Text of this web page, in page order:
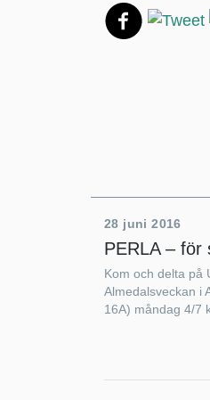
28 juni 2016
PERLA – för
Kom och delta på
Almedalsveckan i
16A) måndag 4/7